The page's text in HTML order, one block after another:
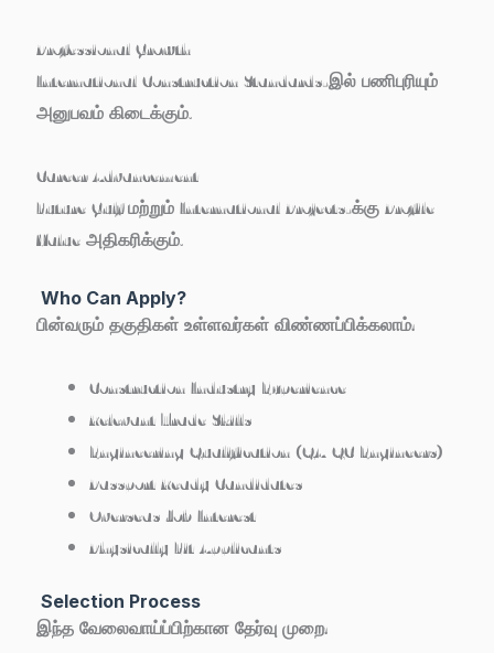
Professional Growth
International Construction Standards-இல் பணிபுரியும்
அனுபவம் கிடைக்கும்.
Career Advancement
Future Gulf மற்றும் International Projects-க்கு Profile
Value அதிகரிக்கும்.
Who Can Apply?
பின்வரும் தகுதிகள் உள்ளவர்கள் விண்ணப்பிக்கலாம்:
Construction Industry Experience
Relevant Trade Skills
Engineering Qualification (QA/QC Engineers)
Passport Ready Candidates
Overseas Job Interest
Physically Fit Applicants
Selection Process
இந்த வேலைவாய்ப்பிற்கான தேர்வு முறை: